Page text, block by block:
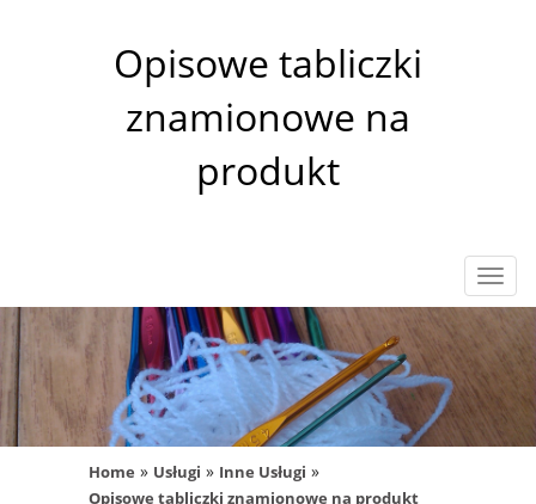
Opisowe tabliczki
znamionowe na
produkt
Home » Usługi » Inne Usługi »
Opisowe tabliczki znamionowe na produkt